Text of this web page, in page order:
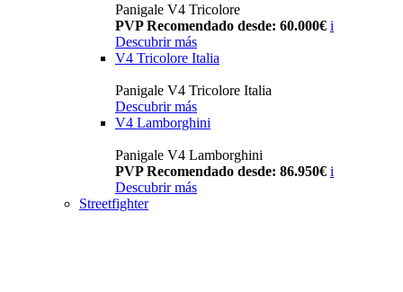
Panigale V4 Tricolore
PVP Recomendado desde: 60.000€ i
Descubrir más
V4 Tricolore Italia
Panigale V4 Tricolore Italia
Descubrir más
V4 Lamborghini
Panigale V4 Lamborghini
PVP Recomendado desde: 86.950€ i
Descubrir más
Streetfighter